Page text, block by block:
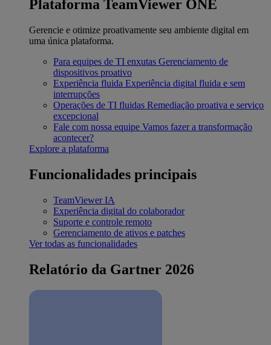
Plataforma TeamViewer ONE
Gerencie e otimize proativamente seu ambiente digital em
uma única plataforma.
Para equipes de TI enxutas Gerenciamento de
dispositivos proativo
Experiência fluida Experiência digital fluida e sem
interrupções
Operações de TI fluidas Remediação proativa e serviço
excepcional
Fale com nossa equipe Vamos fazer a transformação
acontecer?
Explore a plataforma
Funcionalidades principais
TeamViewer IA
Experiência digital do colaborador
Suporte e controle remoto
Gerenciamento de ativos e patches
Ver todas as funcionalidades
Relatório da Gartner 2026